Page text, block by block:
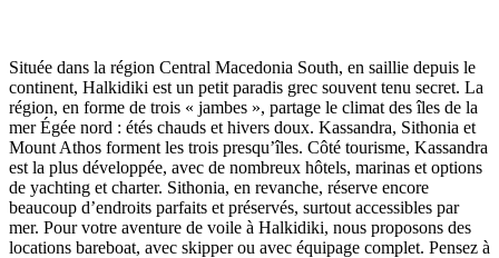
Située dans la région Central Macedonia South, en saillie depuis le
continent, Halkidiki est un petit paradis grec souvent tenu secret. La
région, en forme de trois « jambes », partage le climat des îles de la
mer Égée nord : étés chauds et hivers doux. Kassandra, Sithonia et
Mount Athos forment les trois presqu’îles. Côté tourisme, Kassandra
est la plus développée, avec de nombreux hôtels, marinas et options
de yachting et charter. Sithonia, en revanche, réserve encore
beaucoup d’endroits parfaits et préservés, surtout accessibles par
mer. Pour votre aventure de voile à Halkidiki, nous proposons des
locations bareboat, avec skipper ou avec équipage complet. Pensez à